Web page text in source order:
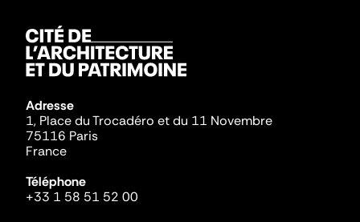
Adresse
1, Place du Trocadéro et du 11 Novembre
75116 Paris
France
Téléphone
+33 1 58 51 52 00